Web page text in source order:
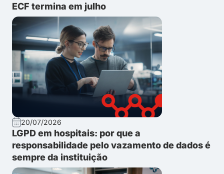
ECF termina em julho
20/07/2026
LGPD em hospitais: por que a
responsabilidade pelo vazamento de dados é
sempre da instituição